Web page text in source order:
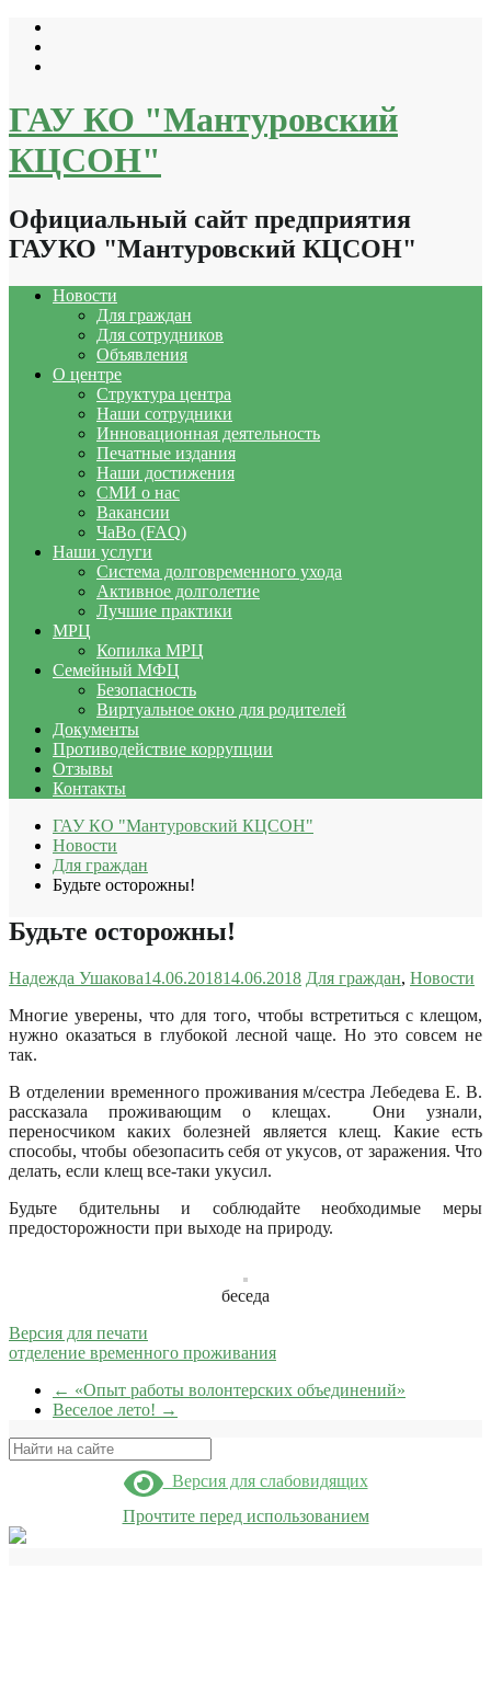
Перейти
содержимому
ГАУ КО "Мантуровский
КЦСОН"
Официальный сайт предприятия
ГАУКО "Мантуровский КЦСОН"
Новости
Для граждан
Для сотрудников
Объявления
О центре
Структура центра
Наши сотрудники
Инновационная деятельность
Печатные издания
Наши достижения
СМИ о нас
Вакансии
ЧаВо (FAQ)
Наши услуги
Система долговременного ухода
Активное долголетие
Лучшие практики
МРЦ
Копилка МРЦ
Семейный МФЦ
Безопасность
Виртуальное окно для родителей
Документы
Противодействие коррупции
Отзывы
Контакты
ГАУ КО "Мантуровский КЦСОН"
Новости
Для граждан
Будьте осторожны!
Будьте осторожны!
Надежда Ушакова14.06.201814.06.2018 Для граждан, Новости
Многие уверены, что для того, чтобы встретиться с клещом,
нужно оказаться в глубокой лесной чаще. Но это совсем не
так.
В отделении временного проживания м/сестра Лебедева Е. В.
рассказала проживающим о клещах. Они узнали,
переносчиком каких болезней является клещ. Какие есть
способы, чтобы обезопасить себя от укусов, от заражения. Что
делать, если клещ все-таки укусил.
Будьте бдительны и соблюдайте необходимые меры
предосторожности при выходе на природу.
беседа
Версия для печати
отделение временного проживания
← «Опыт работы волонтерских объединений»
Веселое лето! →
Поиск
Версия для слабовидящих
Прочтите перед использованием